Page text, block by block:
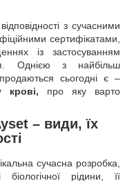
з сучасними
сертифікатами,
із застосуванням
Однією з найбільш
сьогодні є –
крові, про яку варто
– види, їх
сучасна розробка,
рідини, її